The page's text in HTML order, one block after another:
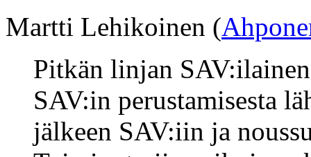
Martti Lehikoinen (
Pitkän linjan
SAV:in perustamisesta
jälkeen SAV:iin ja